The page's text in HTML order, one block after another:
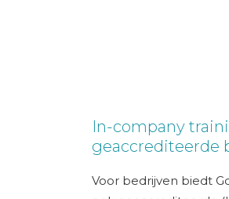
In-company
geaccrediteerde
Voor bedrijven biedt